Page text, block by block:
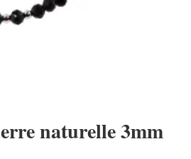
naturelle 3mm